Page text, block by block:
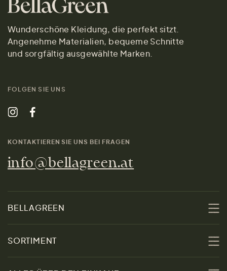
Wunderschöne Kleidung, die perfekt sitzt.
Angenehme Materialien, bequeme Schnitte
und sorgfältig ausgewählte Marken.
FOLGEN SIE UNS
KONTAKTIEREN SIE UNS BEI FRAGEN
info@bellagreen.at
BELLAGREEN
Über uns
Nachhaltigkeit
SORTIMENT
Sale